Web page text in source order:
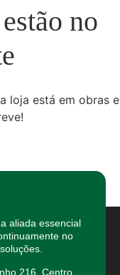
no
loja está em obras e
aliada essencial
no
216, Centro,